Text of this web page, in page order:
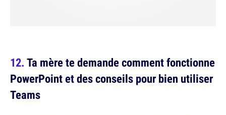
Ta mère te demande comment fonctionne
PowerPoint et des conseils pour bien utiliser
Teams